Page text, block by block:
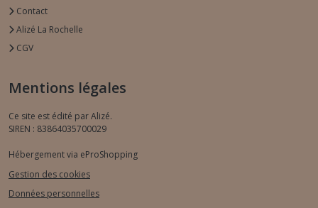
Contact
Alizé La Rochelle
CGV
Mentions légales
Ce site est édité par Alizé.
SIREN : 83864035700029
Hébergement via eProShopping
Gestion des cookies
Données personnelles